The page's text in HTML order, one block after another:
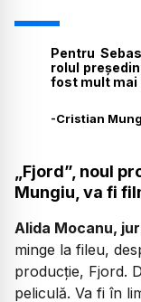
Pentru
rolul
fost mult mai
-Cristian
„Fjord”, noul
Mungiu, va fi
Alida Mocanu,
minge la fileu,
producție, Fjord.
peliculă. Va fi în